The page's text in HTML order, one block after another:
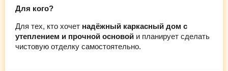
Для кого?
Для тех, кто хочет надёжный каркасный дом с
утеплением и прочной основой и планирует сделать
чистовую отделку самостоятельно.